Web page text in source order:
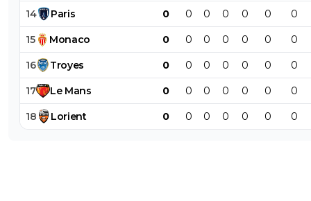
14 Paris 0 0 0 0 0 0 0
15 Monaco 0 0 0 0 0 0 0
16 Troyes 0 0 0 0 0 0 0
17 Le Mans 0 0 0 0 0 0 0
18 Lorient 0 0 0 0 0 0 0